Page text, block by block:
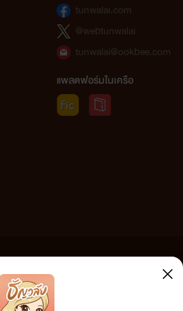
tunwalai.com
@webtunwalai
tunwalai@ookbee.com
แพลตฟอร์มในเครือ
อบต่อข้อความใดๆ ทั้งสิ้น ดังนั้นผู้อ่านทุกท่านโปรดใช้
หากท่านพบข้อความใดๆ ที่ขัดต่อกฎหมายและศีลธรรม